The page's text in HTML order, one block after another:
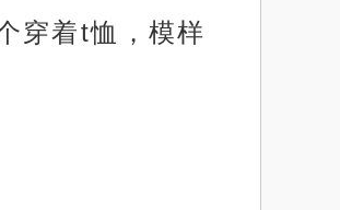
穿着t恤，模样